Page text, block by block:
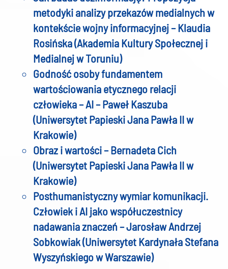
metodyki analizy przekazów medialnych w
kontekście wojny informacyjnej – Klaudia
Rosińska (Akademia Kultury Społecznej i
Medialnej w Toruniu)
Godność osoby fundamentem
wartościowania etycznego relacji
człowieka – AI – Paweł Kaszuba
(Uniwersytet Papieski Jana Pawła II w
Krakowie)
Obraz i wartości – Bernadeta Cich
(Uniwersytet Papieski Jana Pawła II w
Krakowie)
Posthumanistyczny wymiar komunikacji.
Człowiek i AI jako współuczestnicy
nadawania znaczeń – Jarosław Andrzej
Sobkowiak (Uniwersytet Kardynała Stefana
Wyszyńskiego w Warszawie)